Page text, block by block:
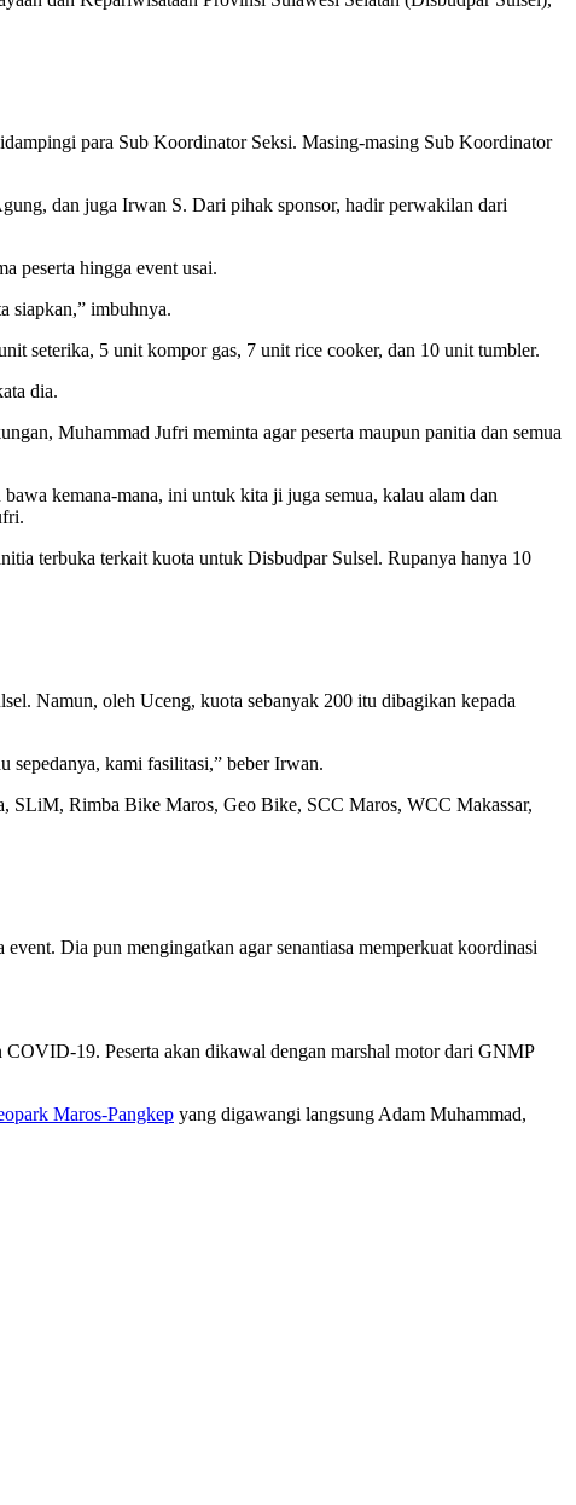
para Sub Koordinator Seksi. Masing-masing Sub Koordinator
dan juga Irwan S. Dari pihak sponsor, hadir perwakilan dari
peserta hingga event usai.
siapkan,” imbuhnya.
seterika, 5 unit kompor gas, 7 unit rice cooker, dan 10 unit tumbler.
dia.
Muhammad Jufri meminta agar peserta maupun panitia dan semua
kemana-mana, ini untuk kita ji juga semua, kalau alam dan
terbuka terkait kuota untuk Disbudpar Sulsel. Rupanya hanya 10
Namun, oleh Uceng, kuota sebanyak 200 itu dibagikan kepada
sepedanya, kami fasilitasi,” beber Irwan.
SLiM, Rimba Bike Maros, Geo Bike, SCC Maros, WCC Makassar,
Dia pun mengingatkan agar senantiasa memperkuat koordinasi
COVID-19. Peserta akan dikawal dengan marshal motor dari GNMP
Maros-Pangkep yang digawangi langsung Adam Muhammad,